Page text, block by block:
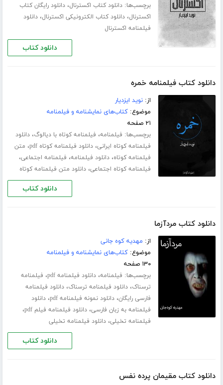
برچسب‌ها:دانلود کتاب اکسترنال،دانلود رایگان کتاب
اکسترنال،دانلود کتاب الکترونیکی اکسترنال،دانلود
فیلمنامه اکسترنال
دانلود کتاب
دانلود کتاب فیلمنامه خمره
از:نوید ایزدیار
موضوع:کتاب‌های نمایشنامه و فیلمنامه
۲۱ صفحه
برچسب‌ها: فیلمنامه، فیلمنامه کوتاه با دیالوگ،دانلود
فیلمنامه کوتاه ایرانی،دانلود فیلمنامه کوتاه pdf ، متن
فیلمنامه کوتاه،دانلود فیلمنامه، فیلمنامه اجتماعی،
فیلمنامه کوتاه اجتماعی،دانلود متن فیلمنامه کوتاه
دانلود کتاب
دانلود کتاب مردآزما
از: مهدیه کوه جانی
موضوع:کتاب‌های نمایشنامه و فیلمنامه
۱۳۰ صفحه
برچسب‌ها: فیلمنامه،دانلود فیلمنامه pdf ، فیلمنامه
ترسناک،دانلود فیلمنامه ترسناک،دانلود فیلمنامه
فارسی رایگان،دانلود نمونه فیلمنامه pdf ،دانلود
فیلمنامه به زبان فارسی،دانلود فیلمنامه فیلم pdf ،
فیلمنامه تخیلی،دانلود فیلمنامه تخیلی
دانلود کتاب
دانلود کتاب مقیمان پرده نفس